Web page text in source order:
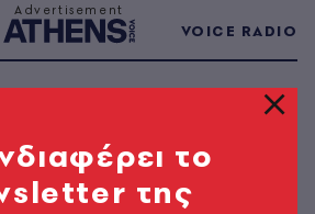
VOICE RADIO
- 1006
το
της